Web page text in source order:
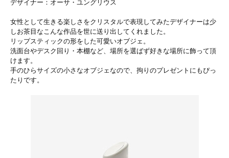
デザイナー：オーサ・ユングリウス
女性として生きる楽しさをクリスタルで表現してみたデザイナーは少
しお茶目なこんな作品を世に送り出してくれました。
リップスティックの形をした可愛いオブジェ。
洗面台やデスク回り・本棚など、場所を選ばず好きな場所に飾って頂
けます。
手のひらサイズの小さなオブジェなので、拘りのプレゼントにもぴっ
たりです。